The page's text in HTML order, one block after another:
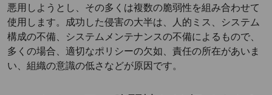
悪用しようとし、その多くは複数の脆弱性を組み合わせて
使用します。成功した侵害の大半は、人的ミス、システム
構成の不備、システムメンテナンスの不備によるもので、
多くの場合、適切なポリシーの欠如、責任の所在があいま
い、組織の意識の低さなどが原因です。